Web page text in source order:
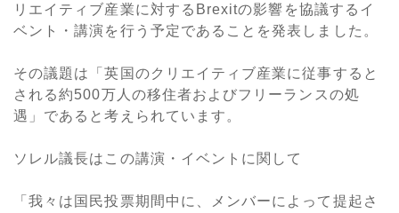
リエイティブ産業に対するBrexitの影響を協議するイ
ベント・講演を行う予定であることを発表しました。
その議題は「英国のクリエイティブ産業に従事すると
される約500万人の移住者およびフリーランスの処
遇」であると考えられています。
ソレル議長はこの講演・イベントに関して
「我々は国民投票期間中に、メンバーによって提起さ